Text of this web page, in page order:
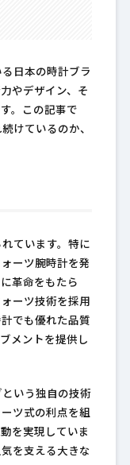
日本の時計ブラ
やデザイン、そ
。この記事で
けているのか、
ています。特に
ーツ腕時計を発
革命をもたら
ーツ技術を採用
でも優れた品質
メントを提供し
いう独自の技術
ツ式の利点を組
を実現していま
を支える大きな